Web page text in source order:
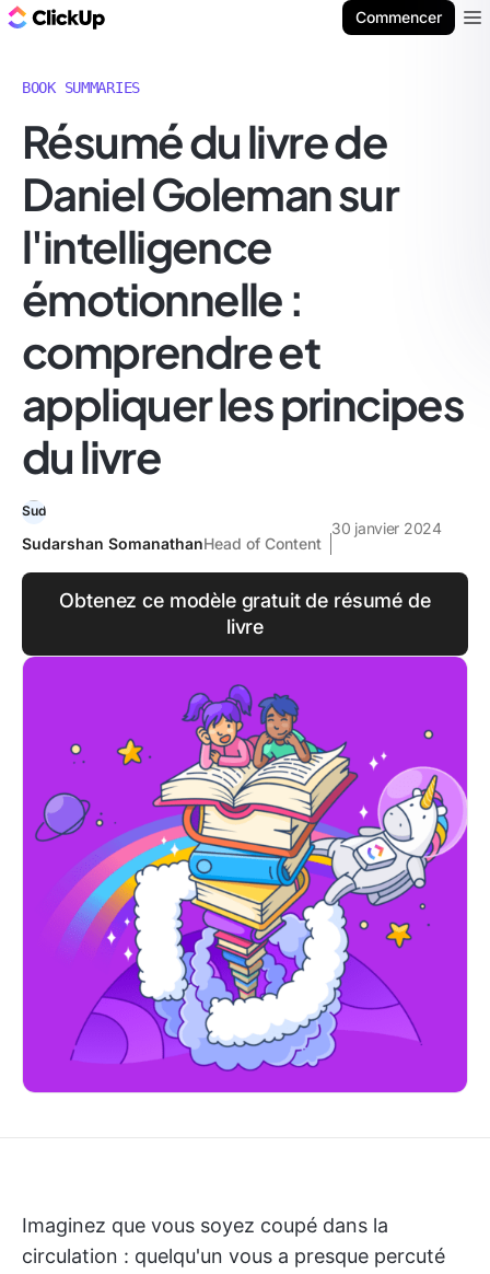
Commencer
BOOK SUMMARIES
Résumé du livre de
Daniel Goleman sur
l'intelligence
émotionnelle :
comprendre et
appliquer les principes
du livre
Sudarshan SomanathanHead of Content
30 janvier 2024
Obtenez ce modèle gratuit de résumé de
livre
Imaginez que vous soyez coupé dans la
circulation : quelqu'un vous a presque percuté